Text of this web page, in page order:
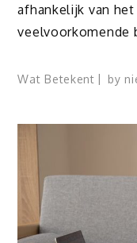
afhankelijk van
veelvoorkomende
Wat Betekent by